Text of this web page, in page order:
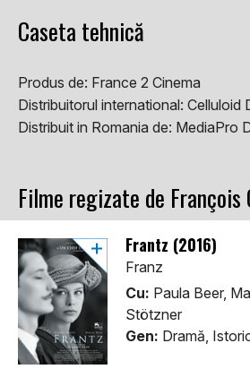
Caseta tehnică
Produs de: France 2 Cinema
Distribuitorul international: Celluloid
Distribuit in Romania de: MediaPro
Filme regizate de François
Frantz (2016)
Franz
Cu: Paula Beer,
Stötzner
Gen: Dramă,